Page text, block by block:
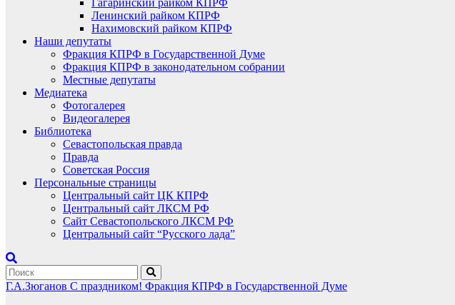
Гагаринский райком КПРФ
Ленинский райком КПРФ
Нахимовский райком КПРФ
Наши депутаты
Фракция КПРФ в Государственной Думе
Фракция КПРФ в законодательном собрании
Местные депутаты
Медиатека
Фотогалерея
Видеогалерея
Библиотека
Севастопольская правда
Правда
Советская Россия
Персональные страницы
Центральный сайт ЦК КПРФ
Центральный сайт ЛКСМ РФ
Сайт Севастопольского ЛКСМ РФ
Центральный сайт “Русского лада”
Г.А.Зюганов С праздником! Фракция КПРФ в Государственной Думе